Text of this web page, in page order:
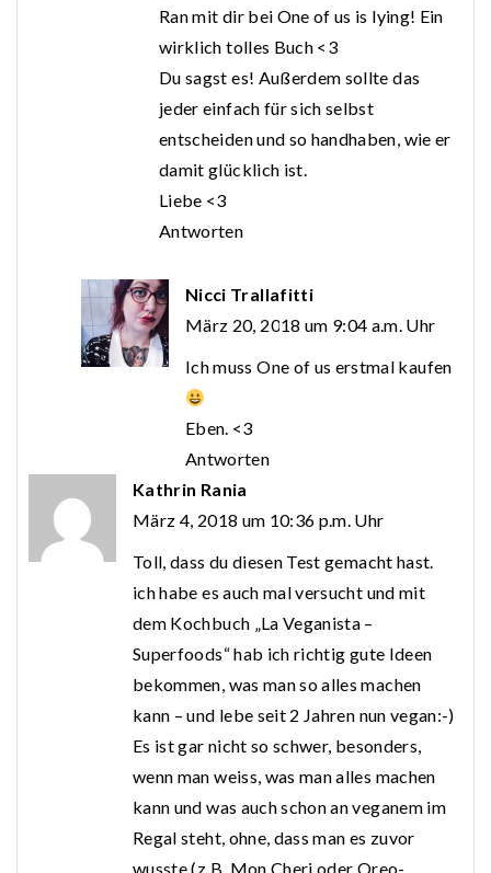
Ran mit dir bei One of us is lying! Ein
wirklich tolles Buch <3
Du sagst es! Außerdem sollte das
jeder einfach für sich selbst
entscheiden und so handhaben, wie er
damit glücklich ist.
Liebe <3
Antworten
Nicci Trallafitti
März 20, 2018 um 9:04 a.m. Uhr
Ich muss One of us erstmal kaufen
Eben. <3
Antworten
Kathrin Rania
März 4, 2018 um 10:36 p.m. Uhr
Toll, dass du diesen Test gemacht hast.
ich habe es auch mal versucht und mit
dem Kochbuch „La Veganista –
Superfoods“ hab ich richtig gute Ideen
bekommen, was man so alles machen
kann – und lebe seit 2 Jahren nun vegan:-)
Es ist gar nicht so schwer, besonders,
wenn man weiss, was man alles machen
kann und was auch schon an veganem im
Regal steht, ohne, dass man es zuvor
wusste (z.B. Mon Cheri oder Oreo-